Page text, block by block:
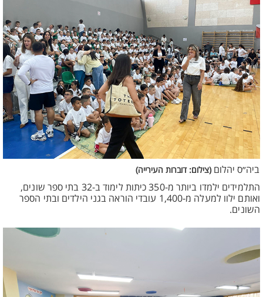
ביה״ס יהלום (צילום: דוברות העירייה)
התלמידים ילמדו ביותר מ-350 כיתות לימוד ב-32 בתי ספר שונים,
ואותם ילוו למעלה מ-1,400 עובדי הוראה בגני הילדים ובתי הספר
השונים.